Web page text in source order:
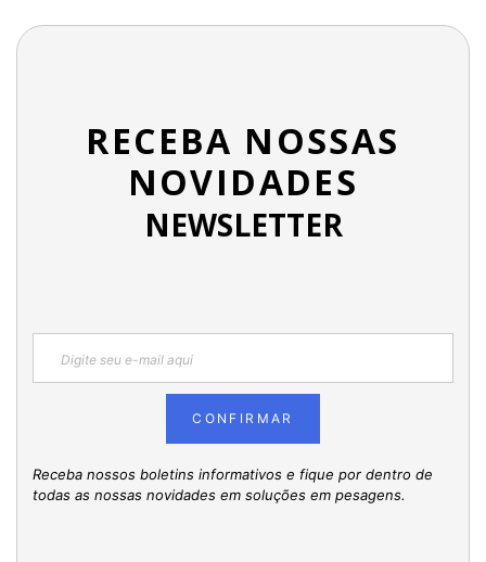
RECEBA NOSSAS
NOVIDADES
NEWSLETTER
CONFIRMAR
Receba nossos boletins informativos e fique por dentro de
todas as nossas novidades em soluções em pesagens.